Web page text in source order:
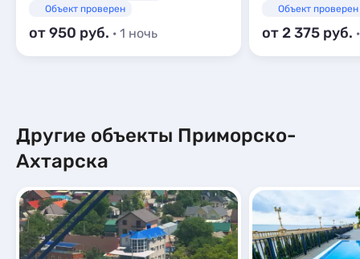
Объект проверен
от 950 · 1 ночь
Объект проверен
от 2 375
Другие объекты Приморско-
Ахтарска